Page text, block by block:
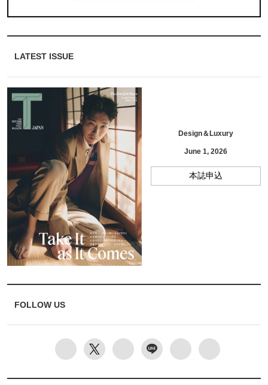
LATEST ISSUE
Design＆Luxury
June 1, 2026
本誌申込
FOLLOW US